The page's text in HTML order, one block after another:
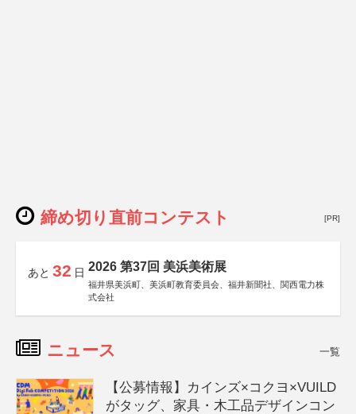
締め切り直前コンテスト [PR]
あと 32 日 2026 第37回 美浜美術展
福井県美浜町、美浜町教育委員会、福井新聞社、関西電力株
式会社
ニュース 一覧
【公募情報】カインズ×コクヨ×VUILD
がタッグ、家具・木工品デザインコン